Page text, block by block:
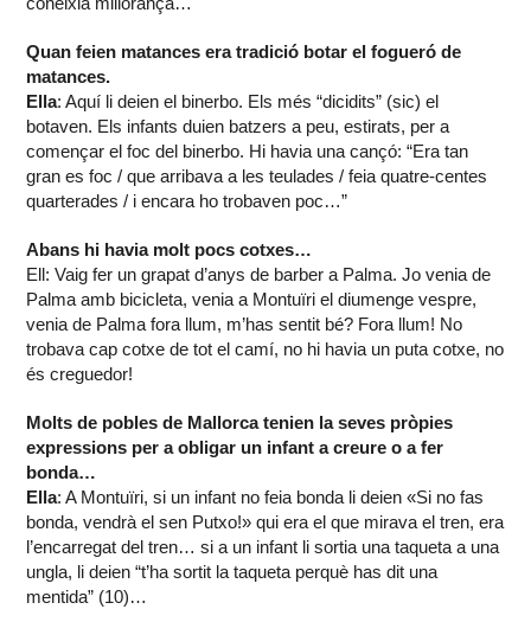
Quan feien matances era tradició botar el fogueró de
matances.
Ella: Aquí li deien el binerbo. Els més “dicidits” (sic) el
botaven. Els infants duien batzers a peu, estirats, per a
començar el foc del binerbo. Hi havia una cançó: “Era tan
gran es foc / que arribava a les teulades / feia quatre-centes
quarterades / i encara ho trobaven poc…”
Abans hi havia molt pocs cotxes…
Ell: Vaig fer un grapat d’anys de barber a Palma. Jo venia de
Palma amb bicicleta, venia a Montuïri el diumenge vespre,
venia de Palma fora llum, m’has sentit bé? Fora llum! No
trobava cap cotxe de tot el camí, no hi havia un puta cotxe, no
és creguedor!
Molts de pobles de Mallorca tenien la seves pròpies
expressions per a obligar un infant a creure o a fer
bonda…
Ella: A Montuïri, si un infant no feia bonda li deien «Si no fas
bonda, vendrà el sen Putxo!» qui era el que mirava el tren, era
l’encarregat del tren… si a un infant li sortia una taqueta a una
ungla, li deien “t’ha sortit la taqueta perquè has dit una
mentida” (10)…